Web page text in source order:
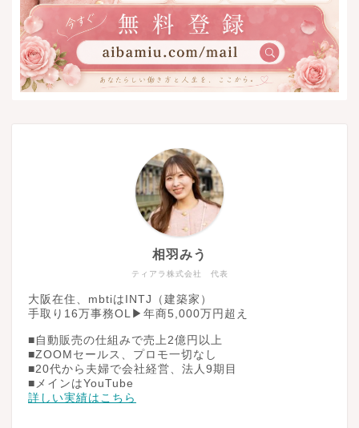
ティアラ株式会社 代表
相羽みう
大阪在住、mbtiはINTJ（建築家）
手取り16万事務OL▶︎年商5,000万円超え
■自動販売の仕組みで売上2億円以上
■ZOOMセールス、プロモ一切なし
■20代から夫婦で会社経営、法人9期目
■メインはYouTube
詳しい実績はこちら